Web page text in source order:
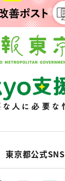
東京都公式SNS